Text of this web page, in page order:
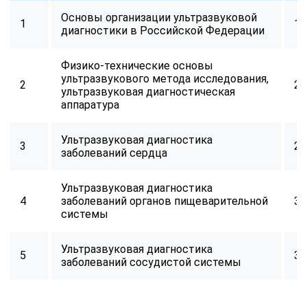
1
Основы организации ультразвуковой
диагностики в Российской Федерации
16
2
Физико-технические основы
ультразвукового метода исследования,
ультразвуковая диагностическая
аппаратура
24
3
Ультразвуковая диагностика
заболеваний сердца
24
4
Ультразвуковая диагностика
заболеваний органов пищеварительной
системы
32
5
Ультразвуковая диагностика
заболеваний сосудистой системы
32
ChatApp
online
Мессенджеры
Telegram WhatsApp